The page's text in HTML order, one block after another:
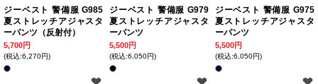
ジーベスト 警備服 G985
夏ストレッチアジャスタ
ーパンツ（反射付）
5,700円
(税込:6,270円)
ジーベスト 警備服 G979
夏ストレッチアジャスタ
ーパンツ
5,500円
(税込:6,050円)
ジーベスト 警備服 G975
夏ストレッチアジャスタ
ーパンツ
5,500円
(税込:6,050円)